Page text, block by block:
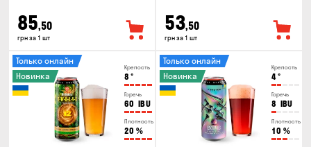
85,50
грн за 1 шт
53,50
грн за 1 шт
Крепость
8 °
Горечь
60 IBU
Плотность
20 %
Только онлайн
Новинка
Крепость
4°
Горечь
8 IBU
Плотность
10 %
Только онлайн
Новинка